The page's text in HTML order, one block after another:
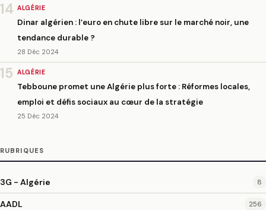
14 ALGÉRIE
Dinar algérien : l’euro en chute libre sur le marché noir, une
tendance durable ?
28 Déc 2024
15 ALGÉRIE
Tebboune promet une Algérie plus forte : Réformes locales,
emploi et défis sociaux au cœur de la stratégie
25 Déc 2024
RUBRIQUES
3G - Algérie 8
AADL 256